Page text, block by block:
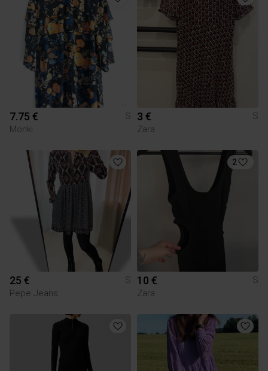
7.75 €
S
Monki
3 €
S
Zara
25 €
S
Pepe Jeans
2
10 €
S
Zara